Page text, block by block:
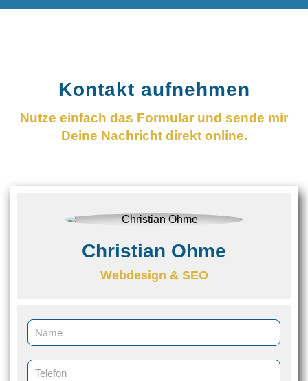
Kontakt aufnehmen
Nutze einfach das Formular und sende mir
Deine Nachricht direkt online.
Christian Ohme
Webdesign & SEO